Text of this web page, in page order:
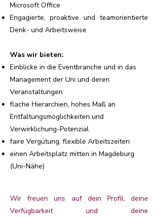
Microsoft Office
Engagierte, proaktive und teamorientierte
Denk- und Arbeitsweise
Was wir bieten:
Einblicke in die Eventbranche und in das
Management der Uni und deren
Veranstaltungen
flache Hierarchien, hohes Maß an
Entfaltungsmöglichkeiten und
Verwirklichung-Potenzial
faire Vergütung, flexible Arbeitszeiten
einen Arbeitsplatz mitten in Magdeburg
(Uni-Nähe)
Wir freuen uns auf dein Profil, deine
Verfügbarkeit und deine